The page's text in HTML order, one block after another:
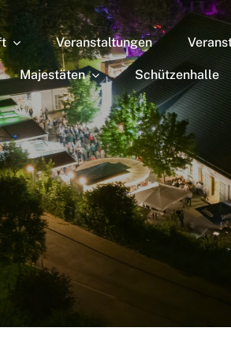
Veranstaltungen
Majestäten Schützenhalle